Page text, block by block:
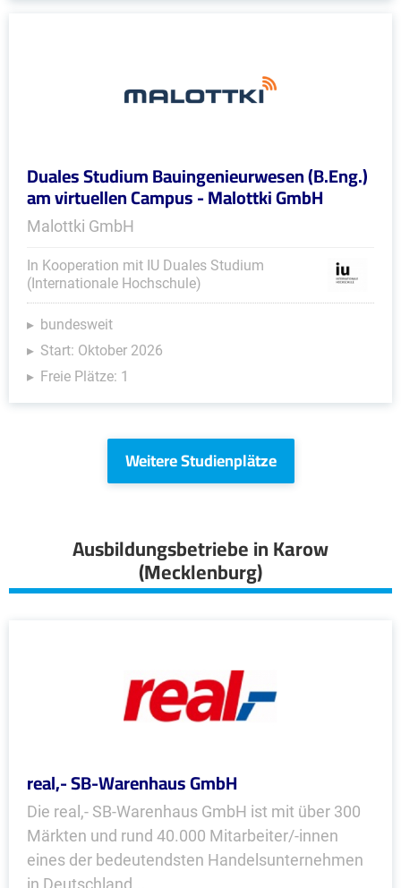
Duales Studium Bauingenieurwesen (B.Eng.)
am virtuellen Campus - Malottki GmbH
Malottki GmbH
In Kooperation mit IU Duales Studium
(Internationale Hochschule)
bundesweit
Start: Oktober 2026
Freie Plätze: 1
Weitere Studienplätze
Ausbildungsbetriebe in Karow
(Mecklenburg)
real,- SB-Warenhaus GmbH
Die real,- SB-Warenhaus GmbH ist mit über 300
Märkten und rund 40.000 Mitarbeiter/-innen
eines der bedeutendsten Handelsunternehmen
in Deutschland...